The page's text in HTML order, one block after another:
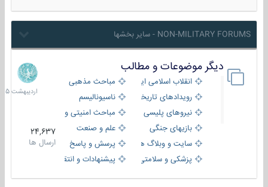
NON-MILITARY FORUMS - سایر بخشها
دیگر موضوعات و مطالب
انقلاب اسلامی ایران
مباحث مذهبی
رویدادهای تاریخی و مذهبیناسیونالیسم
نیروهای پلیسی
مباحث امنیتی و اطلاعاتی
بازیهای جنگی
علم و صنعت
سایت و وبلاگ ها
پرسش و پاسخ
پزشکی و سلامتی
پیشنهادات و انتقادات
24,637
ارسال ها
8
1405